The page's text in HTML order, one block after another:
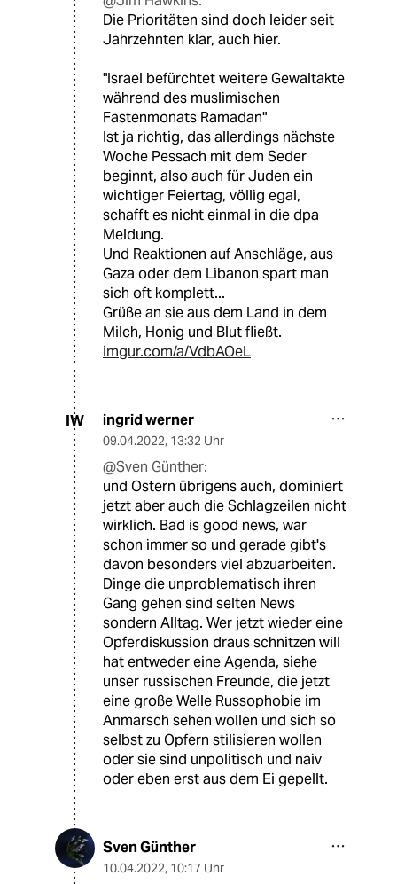
Die Prioritäten sind doch leider seit
Jahrzehnten klar, auch hier.
"Israel befürchtet weitere Gewaltakte
während des muslimischen
Fastenmonats Ramadan"
Ist ja richtig, das allerdings nächste
Woche Pessach mit dem Seder
beginnt, also auch für Juden ein
wichtiger Feiertag, völlig egal,
schafft es nicht einmal in die dpa
Meldung.
Und Reaktionen auf Anschläge, aus
Gaza oder dem Libanon spart man
sich oft komplett...
Grüße an sie aus dem Land in dem
Milch, Honig und Blut fließt.
imgur.com/a/VdbAOeL
IW ingrid werner
09.04.2022, 13:32 Uhr
@Sven Günther:
und Ostern übrigens auch, dominiert
jetzt aber auch die Schlagzeilen nicht
wirklich. Bad is good news, war
schon immer so und gerade gibt's
davon besonders viel abzuarbeiten.
Dinge die unproblematisch ihren
Gang gehen sind selten News
sondern Alltag. Wer jetzt wieder eine
Opferdiskussion draus schnitzen will
hat entweder eine Agenda, siehe
unser russischen Freunde, die jetzt
eine große Welle Russophobie im
Anmarsch sehen wollen und sich so
selbst zu Opfern stilisieren wollen
oder sie sind unpolitisch und naiv
oder eben erst aus dem Ei gepellt.
Sven Günther
10.04.2022, 10:17 Uhr